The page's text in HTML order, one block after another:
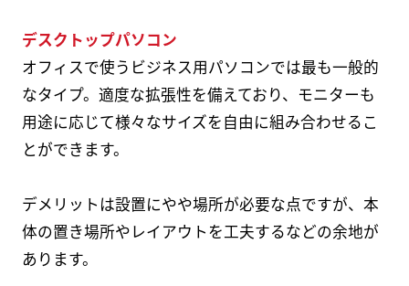
デスクトップパソコン
オフィスで使うビジネス用パソコンでは最も一般的
なタイプ。適度な拡張性を備えており、モニターも
用途に応じて様々なサイズを自由に組み合わせるこ
とができます。
デメリットは設置にやや場所が必要な点ですが、本
体の置き場所やレイアウトを工夫するなどの余地が
あります。